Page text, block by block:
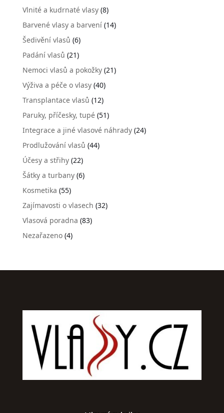
Vlnité a kudrnaté vlasy(8)
Barvené vlasy a barvení(14)
Šedivění vlasů (6)
Padání vlasů (21)
Nemoci vlasů a pokožky(21)
Výživa a péče o vlasy(40)
Transplantace vlasů (12)
Paruky, příčesky, tupé(51)
Integrace a jiné vlasové náhrady(24)
Prodlužování vlasů (44)
Účesy a střihy(22)
Šátky a turbany(6)
Kosmetika (55)
Zajímavosti o vlasech (32)
Vlasová poradna (83)
Nezařazeno(4)